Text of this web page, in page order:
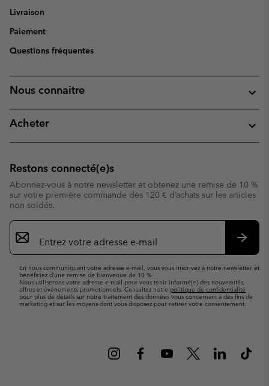
Livraison
Paiement
Questions fréquentes
Nous connaitre
Acheter
Restons connecté(e)s
Abonnez-vous à notre newsletter et obtenez une remise de 10 %
sur votre première commande dès 120 € d’achats sur les articles
non soldés.
Inscription
par
e-
En nous communiquant votre adresse e-mail, vous vous inscrivez à notre newsletter et
bénéficiez d’une remise de bienvenue de 10 %.
Nous utiliserons votre adresse e-mail pour vous tenir informé(e) des nouveautés,
offres et événements promotionnels. Consultez notre politique de confidentialité
pour plus de détails sur notre traitement des données vous concernant à des fins de
marketing et sur les moyens dont vous disposez pour retirer votre consentement.